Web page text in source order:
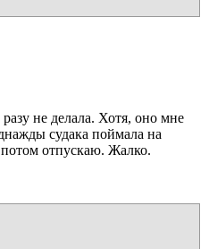
не делала. Хотя, оно мне
судака поймала на
отпускаю. Жалко.